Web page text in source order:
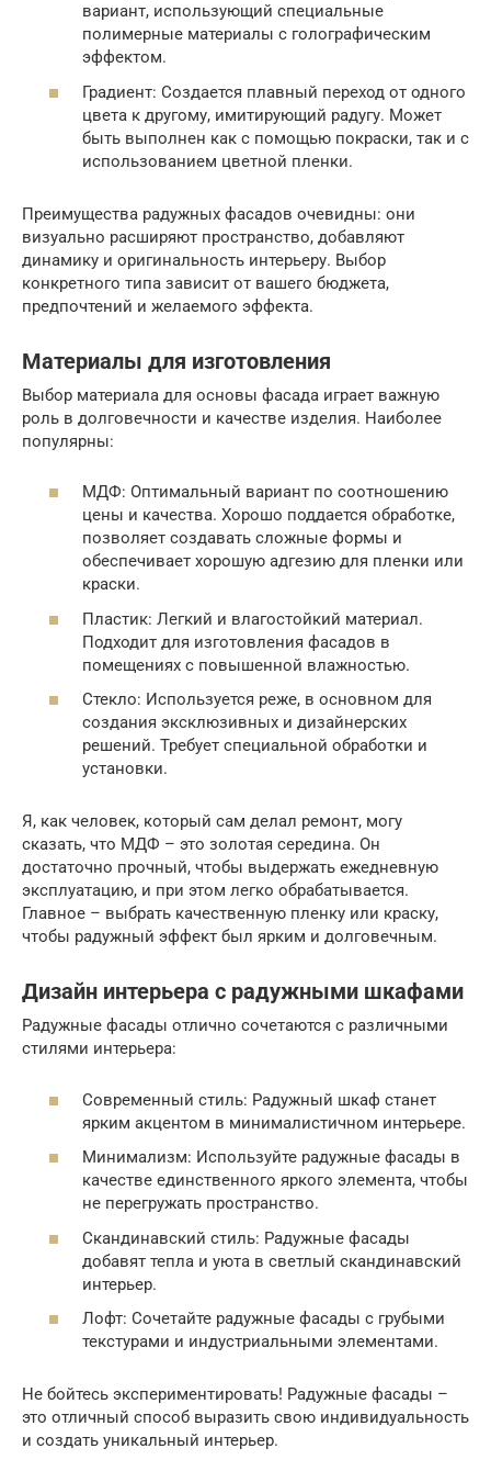
вариант, использующий специальные
полимерные материалы с голографическим
эффектом.
Градиент: Создается плавный переход от одного
цвета к другому, имитирующий радугу. Может
быть выполнен как с помощью покраски, так и с
использованием цветной пленки.
Преимущества радужных фасадов очевидны: они
визуально расширяют пространство, добавляют
динамику и оригинальность интерьеру. Выбор
конкретного типа зависит от вашего бюджета,
предпочтений и желаемого эффекта.
Материалы для изготовления
Выбор материала для основы фасада играет важную
роль в долговечности и качестве изделия. Наиболее
популярны:
МДФ: Оптимальный вариант по соотношению
цены и качества. Хорошо поддается обработке,
позволяет создавать сложные формы и
обеспечивает хорошую адгезию для пленки или
краски.
Пластик: Легкий и влагостойкий материал.
Подходит для изготовления фасадов в
помещениях с повышенной влажностью.
Стекло: Используется реже, в основном для
создания эксклюзивных и дизайнерских
решений. Требует специальной обработки и
установки.
Я, как человек, который сам делал ремонт, могу
сказать, что МДФ – это золотая середина. Он
достаточно прочный, чтобы выдержать ежедневную
эксплуатацию, и при этом легко обрабатывается.
Главное – выбрать качественную пленку или краску,
чтобы радужный эффект был ярким и долговечным.
Дизайн интерьера с радужными шкафами
Радужные фасады отлично сочетаются с различными
стилями интерьера:
Современный стиль: Радужный шкаф станет
ярким акцентом в минималистичном интерьере.
Минимализм: Используйте радужные фасады в
качестве единственного яркого элемента, чтобы
не перегружать пространство.
Скандинавский стиль: Радужные фасады
добавят тепла и уюта в светлый скандинавский
интерьер.
Лофт: Сочетайте радужные фасады с грубыми
текстурами и индустриальными элементами.
Не бойтесь экспериментировать! Радужные фасады –
это отличный способ выразить свою индивидуальность
и создать уникальный интерьер.